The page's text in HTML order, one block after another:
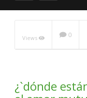
NOW PLAYING
Views 0
¿`dónde